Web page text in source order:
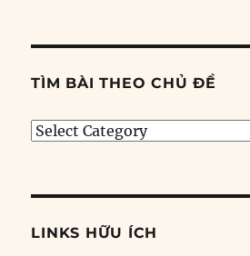
TÌM BÀI THEO CHỦ ĐỀ
Tìm
đề
LINKS HỮU ÍCH